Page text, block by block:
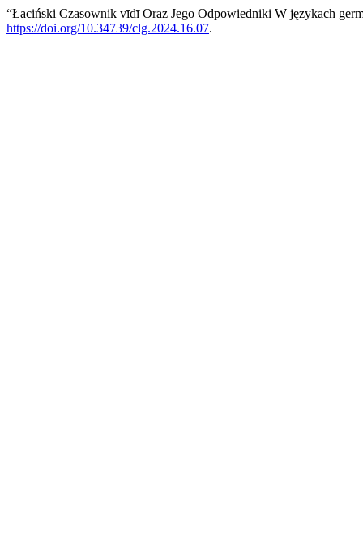
“Łaciński Czasownik vīdī Oraz Jego Odpowiedniki W językach
https://doi.org/10.34739/clg.2024.16.07.